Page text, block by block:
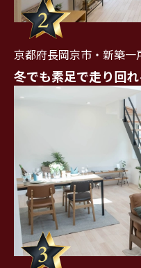
京都府長岡京市・新築一
冬でも素足で走り回